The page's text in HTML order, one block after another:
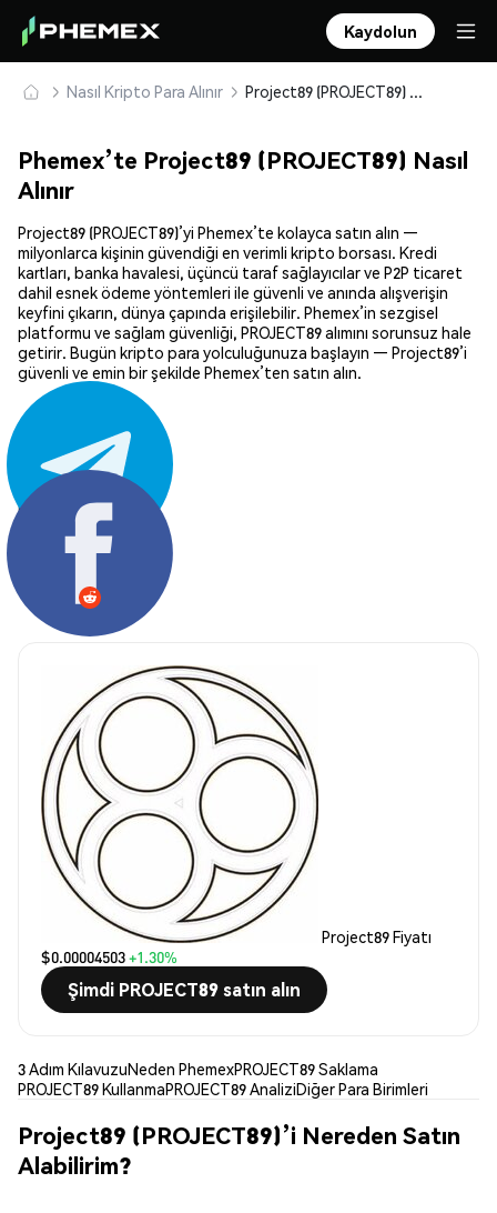
Kaydolun
Nasıl Kripto Para Alınır Project89 (PROJECT89) Güvenle Satın Alın ve Saklayın
Phemex’te Project89 (PROJECT89) Nasıl
Alınır
Project89 (PROJECT89)’yi Phemex’te kolayca satın alın —
milyonlarca kişinin güvendiği en verimli kripto borsası. Kredi
kartları, banka havalesi, üçüncü taraf sağlayıcılar ve P2P ticaret
dahil esnek ödeme yöntemleri ile güvenli ve anında alışverişin
keyfini çıkarın, dünya çapında erişilebilir. Phemex’in sezgisel
platformu ve sağlam güvenliği, PROJECT89 alımını sorunsuz hale
getirir. Bugün kripto para yolculuğunuza başlayın — Project89’i
güvenli ve emin bir şekilde Phemex’ten satın alın.
Paylaş:
Project89 Fiyatı
$0.00004503+1.30%
Şimdi PROJECT89 satın alın
3 Adım KılavuzuNeden PhemexPROJECT89 Saklama
PROJECT89 KullanmaPROJECT89 AnaliziDiğer Para Birimleri
Project89 (PROJECT89)’i Nereden Satın
Alabilirim?